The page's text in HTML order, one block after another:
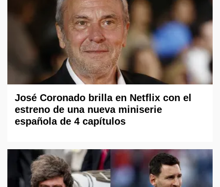
José Coronado brilla en Netflix con el
estreno de una nueva miniserie
española de 4 capítulos